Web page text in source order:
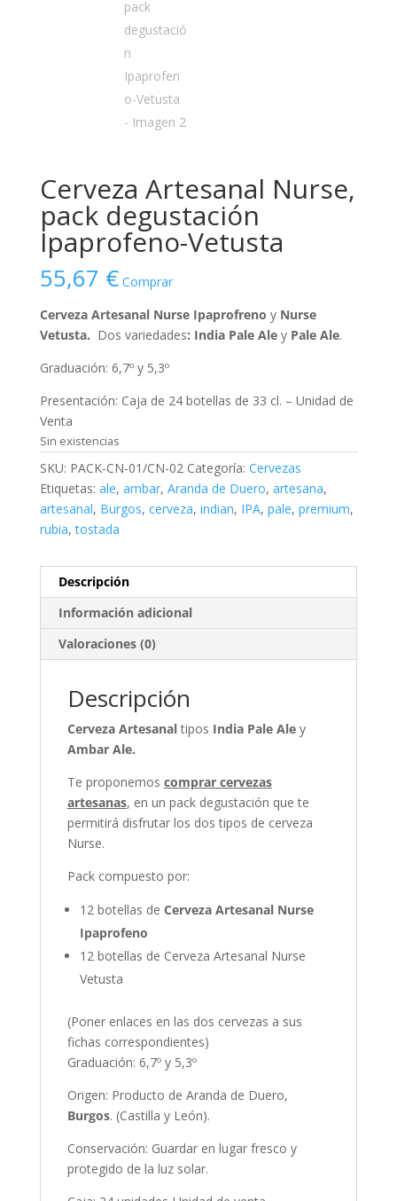
Cerveza Artesanal Nurse,
pack degustación
Ipaprofeno-Vetusta
55,67 € Comprar
Cerveza Artesanal Nurse Ipaprofreno yNurse
Vetusta. Dos variedades: India Pale Ale y Pale Ale.
Graduación: 6,7º y 5,3º
Presentación: Caja de 24 botellas de 33 cl. – Unidad de
Venta
Sin existencias
SKU: PACK-CN-01/CN-02 Categoría: Cervezas
Etiquetas: ale, ambar, Aranda de Duero, artesana,
artesanal, Burgos, cerveza, indian, IPA, pale, premium,
rubia,tostada
Descripción
Información adicional
Valoraciones (0)
Descripción
Cerveza Artesanaltipos India Pale Ale y
Ambar Ale.
Te proponemos comprar cervezas
artesanas, en un pack degustación que te
permitirá disfrutar los dos tipos de cerveza
Nurse.
Pack compuesto por:
12 botellas de Cerveza Artesanal Nurse
Ipaprofeno
12 botellas de Cerveza Artesanal Nurse
Vetusta
(Poner enlaces en las dos cervezas a sus
fichas correspondientes)
Graduación: 6,7º y 5,3º
Origen: Producto de Aranda de Duero,
Burgos. (Castilla y León).
Conservación: Guardar en lugar fresco y
protegido de la luz solar.